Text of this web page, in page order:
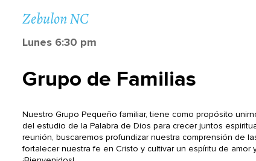
Zebulon NC
Lunes 6:30 pm
Grupo de Familias
Nuestro Grupo Pequeño familiar, tiene como propósito
del estudio de la Palabra de Dios para crecer juntos
reunión, buscaremos profundizar nuestra comprensión de
fortalecer nuestra fe en Cristo y cultivar un espíritu de amor